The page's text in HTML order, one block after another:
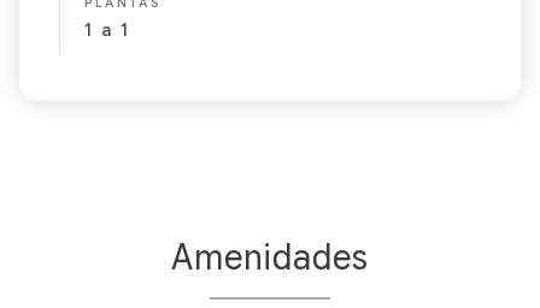
1 a 1
Amenidades